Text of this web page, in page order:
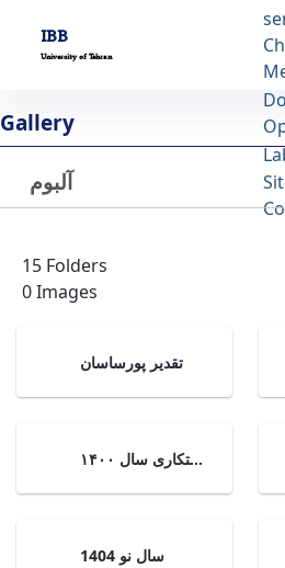
IBB
University of Tehran
Gallery
Back
آلبوم
15 Folders
0 Images
تقدیر پورساسان
روز درختکاری سال ۱۴۰۰
سال نو 1404